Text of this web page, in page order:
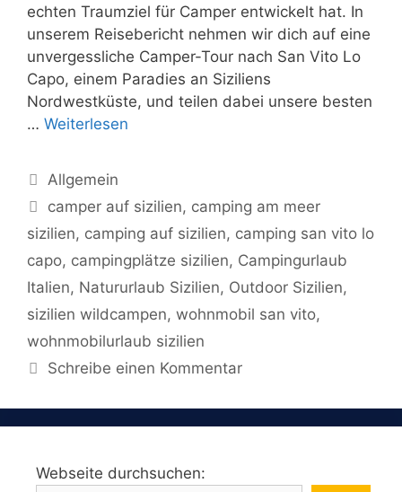
echten Traumziel für Camper entwickelt hat. In
unserem Reisebericht nehmen wir dich auf eine
unvergessliche Camper-Tour nach San Vito Lo
Capo, einem Paradies an Siziliens
Nordwestküste, und teilen dabei unsere besten
… Weiterlesen
Kategorien
Allgemein
Schlagwörter
camper auf sizilien, camping am meer
sizilien, camping auf sizilien, camping san vito lo
capo, campingplätze sizilien, Campingurlaub
Italien, Natururlaub Sizilien, Outdoor Sizilien,
sizilien wildcampen, wohnmobil san vito,
wohnmobilurlaub sizilien
Schreibe einen Kommentar
Webseite durchsuchen: